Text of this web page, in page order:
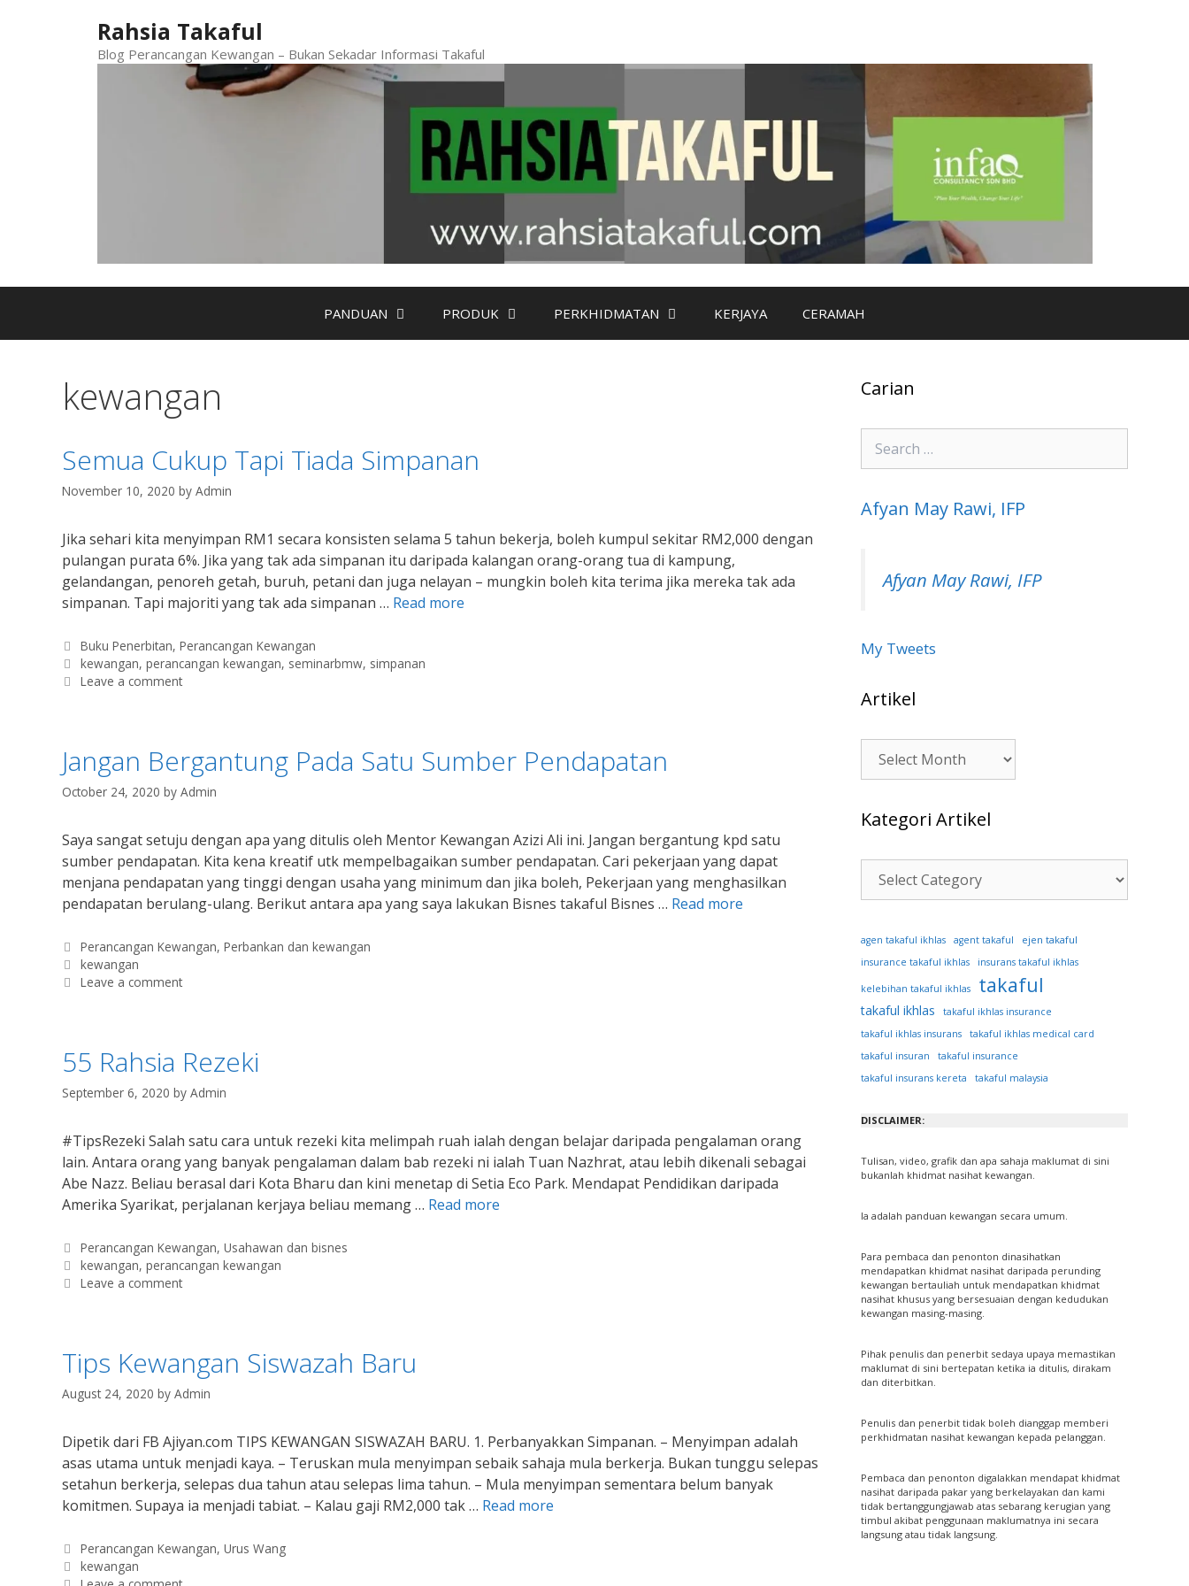
Rahsia Takaful
Blog Perancangan Kewangan – Bukan Sekadar Informasi Takaful
PANDUAN PRODUK PERKHIDMATAN KERJAYA CERAMAH
kewangan
Semua Cukup Tapi Tiada Simpanan
November 10, 2020 by Admin
Jika sehari kita menyimpan RM1 secara konsisten selama 5 tahun bekerja, boleh kumpul sekitar RM2,000 dengan
pulangan purata 6%. Jika yang tak ada simpanan itu daripada kalangan orang-orang tua di kampung,
gelandangan, penoreh getah, buruh, petani dan juga nelayan – mungkin boleh kita terima jika mereka tak ada
simpanan. Tapi majoriti yang tak ada simpanan … Read more
Categories
Buku Penerbitan, Perancangan Kewangan
Tags
kewangan, perancangan kewangan, seminarbmw, simpanan
Leave a comment
Jangan Bergantung Pada Satu Sumber Pendapatan
October 24, 2020 by Admin
Saya sangat setuju dengan apa yang ditulis oleh Mentor Kewangan Azizi Ali ini. Jangan bergantung kpd satu
sumber pendapatan. Kita kena kreatif utk mempelbagaikan sumber pendapatan. Cari pekerjaan yang dapat
menjana pendapatan yang tinggi dengan usaha yang minimum dan jika boleh, Pekerjaan yang menghasilkan
pendapatan berulang-ulang. Berikut antara apa yang saya lakukan Bisnes takaful Bisnes … Read more
Categories
Perancangan Kewangan, Perbankan dan kewangan
Tags
kewangan
Leave a comment
55 Rahsia Rezeki
September 6, 2020 by Admin
#TipsRezeki Salah satu cara untuk rezeki kita melimpah ruah ialah dengan belajar daripada pengalaman orang
lain. Antara orang yang banyak pengalaman dalam bab rezeki ni ialah Tuan Nazhrat, atau lebih dikenali sebagai
Abe Nazz. Beliau berasal dari Kota Bharu dan kini menetap di Setia Eco Park. Mendapat Pendidikan daripada
Amerika Syarikat, perjalanan kerjaya beliau memang … Read more
Categories
Perancangan Kewangan, Usahawan dan bisnes
Tags
kewangan, perancangan kewangan
Leave a comment
Tips Kewangan Siswazah Baru
August 24, 2020 by Admin
Dipetik dari FB Ajiyan.com TIPS KEWANGAN SISWAZAH BARU. 1. Perbanyakkan Simpanan. – Menyimpan adalah
asas utama untuk menjadi kaya. – Teruskan mula menyimpan sebaik sahaja mula berkerja. Bukan tunggu selepas
setahun berkerja, selepas dua tahun atau selepas lima tahun. – Mula menyimpan sementara belum banyak
komitmen. Supaya ia menjadi tabiat. – Kalau gaji RM2,000 tak … Read more
Categories
Perancangan Kewangan, Urus Wang
Tags
kewangan
Carian
Search
for:
Afyan May Rawi, IFP
Afyan May Rawi, IFP
My Tweets
Artikel
Artikel
Kategori Artikel
Kategori
Artikel
agen takaful ikhlas agent takaful ejen takaful
insurance takaful ikhlas insurans takaful ikhlas
kelebihan takaful ikhlas takaful
takaful ikhlas
takaful ikhlas insurance
takaful ikhlas insurans
takaful ikhlas medical card
takaful insuran
takaful insurance
takaful insurans kereta
takaful malaysia
DISCLAIMER:
Tulisan, video, grafik dan apa sahaja maklumat di sini
bukanlah khidmat nasihat kewangan.
Ia adalah panduan kewangan secara umum.
Para pembaca dan penonton dinasihatkan
mendapatkan khidmat nasihat daripada perunding
kewangan bertauliah untuk mendapatkan khidmat
nasihat khusus yang bersesuaian dengan kedudukan
kewangan masing-masing.
Pihak penulis dan penerbit sedaya upaya memastikan
maklumat di sini bertepatan ketika ia ditulis, dirakam
dan diterbitkan.
Penulis dan penerbit tidak boleh dianggap memberi
perkhidmatan nasihat kewangan kepada pelanggan.
Pembaca dan penonton digalakkan mendapat khidmat
nasihat daripada pakar yang berkelayakan dan kami
tidak bertanggungjawab atas sebarang kerugian yang
timbul akibat penggunaan maklumatnya ini secara
langsung atau tidak langsung.